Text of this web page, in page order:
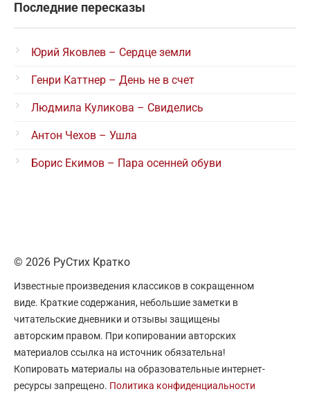
Последние пересказы
Юрий Яковлев – Сердце земли
Генри Каттнер – День не в счет
Людмила Куликова – Свиделись
Антон Чехов – Ушла
Борис Екимов – Пара осенней обуви
© 2026 РуСтих Кратко
Известные произведения классиков в сокращенном
виде. Краткие содержания, небольшие заметки в
читательские дневники и отзывы защищены
авторским правом. При копировании авторских
материалов ссылка на источник обязательна!
Копировать материалы на образовательные интернет-
ресурсы запрещено. Политика конфиденциальности